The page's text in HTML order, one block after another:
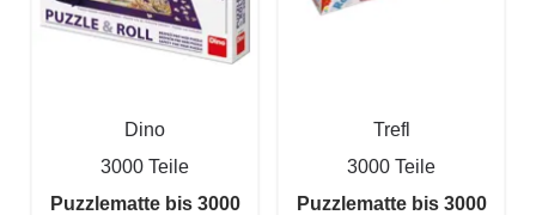
Dino
3000 Teile
Puzzlematte bis 3000
Trefl
3000 Teile
Puzzlematte bis 3000